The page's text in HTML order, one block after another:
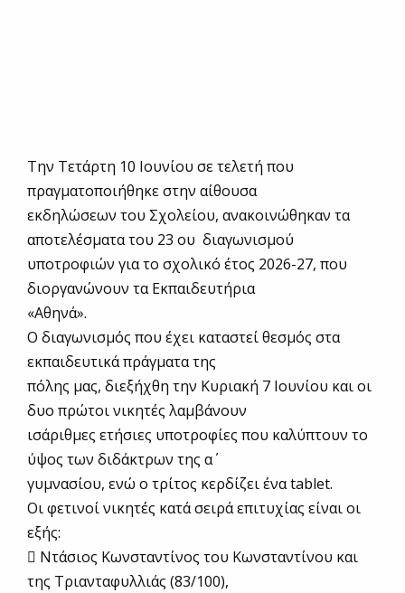
Την Τετάρτη 10 Ιουνίου σε τελετή που
πραγματοποιήθηκε στην αίθουσα
εκδηλώσεων του Σχολείου, ανακοινώθηκαν τα
αποτελέσματα του 23 ου διαγωνισμού
υποτροφιών για το σχολικό έτος 2026-27, που
διοργανώνουν τα Εκπαιδευτήρια
«Αθηνά».
Ο διαγωνισμός που έχει καταστεί θεσμός στα
εκπαιδευτικά πράγματα της
πόλης μας, διεξήχθη την Κυριακή 7 Ιουνίου και οι
δυο πρώτοι νικητές λαμβάνουν
ισάριθμες ετήσιες υποτροφίες που καλύπτουν το
ύψος των διδάκτρων της α΄
γυμνασίου, ενώ ο τρίτος κερδίζει ένα tablet.
Οι φετινοί νικητές κατά σειρά επιτυχίας είναι οι
εξής:
 Ντάσιος Κωνσταντίνος του Κωνσταντίνου και
της Τριανταφυλλιάς (83/100),